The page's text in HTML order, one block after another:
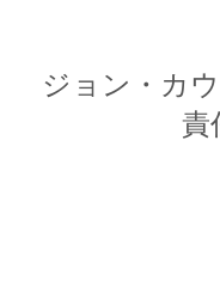
ジョン・カ
責